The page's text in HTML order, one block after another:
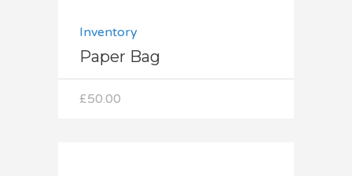
Inventory
Paper Bag
£50.00